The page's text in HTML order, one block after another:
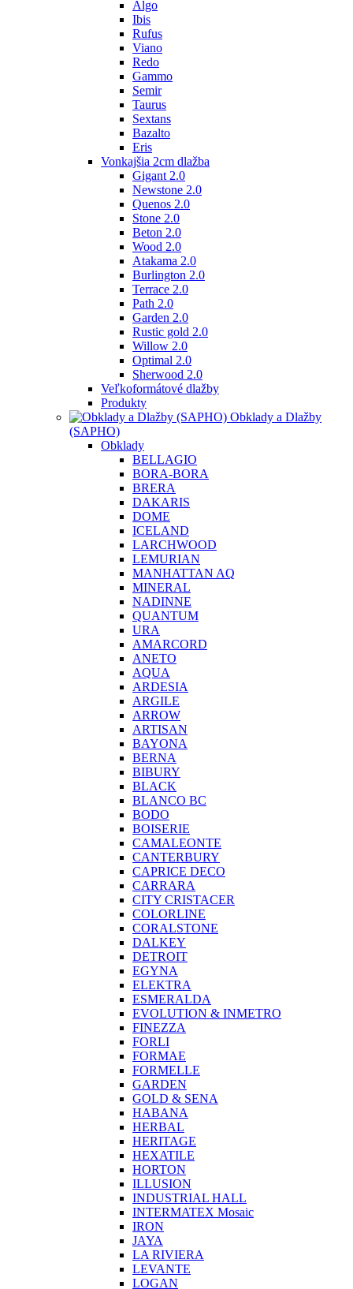
Algo
Ibis
Rufus
Viano
Redo
Gammo
Semir
Taurus
Sextans
Bazalto
Eris
Vonkajšia 2cm dlažba
Gigant 2.0
Newstone 2.0
Quenos 2.0
Stone 2.0
Beton 2.0
Wood 2.0
Atakama 2.0
Burlington 2.0
Terrace 2.0
Path 2.0
Garden 2.0
Rustic gold 2.0
Willow 2.0
Optimal 2.0
Sherwood 2.0
Veľkoformátové dlažby
Produkty
Obklady a Dlažby
(SAPHO)
Obklady
BELLAGIO
BORA-BORA
BRERA
DAKARIS
DOME
ICELAND
LARCHWOOD
LEMURIAN
MANHATTAN AQ
MINERAL
NADINNE
QUANTUM
URA
AMARCORD
ANETO
AQUA
ARDESIA
ARGILE
ARROW
ARTISAN
BAYONA
BERNA
BIBURY
BLACK
BLANCO BC
BODO
BOISERIE
CAMALEONTE
CANTERBURY
CAPRICE DECO
CARRARA
CITY CRISTACER
COLORLINE
CORALSTONE
DALKEY
DETROIT
EGYNA
ELEKTRA
ESMERALDA
EVOLUTION & INMETRO
FINEZZA
FORLI
FORMAE
FORMELLE
GARDEN
GOLD & SENA
HABANA
HERBAL
HERITAGE
HEXATILE
HORTON
ILLUSION
INDUSTRIAL HALL
INTERMATEX Mosaic
IRON
JAYA
LA RIVIERA
LEVANTE
LOGAN